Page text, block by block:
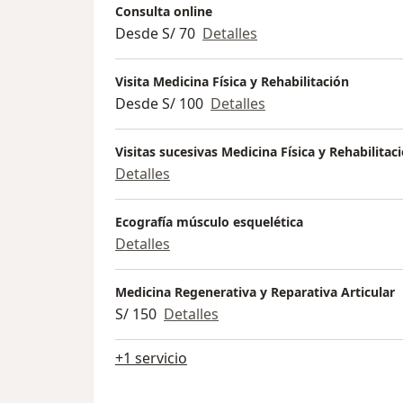
Consulta online
Desde S/ 70 Detalles
Visita Medicina Física y Rehabilitación
Desde S/ 100 Detalles
Visitas sucesivas Medicina Física y
Detalles
Ecografía músculo esquelética
Detalles
Medicina Regenerativa y Reparativa Articular
S/ 150 Detalles
+1 servicio